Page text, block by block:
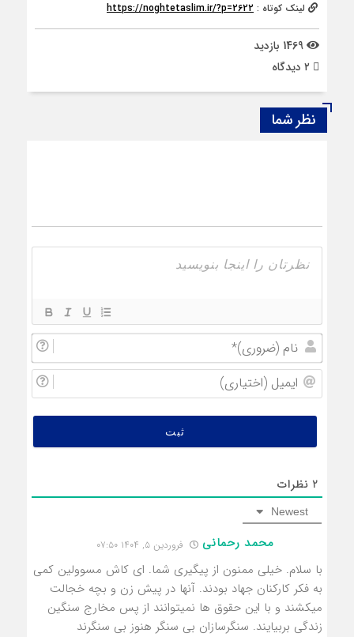
لینک کوتاه : https://noghtetaslim.ir/?p=2622
۲ دیدگاه
نظر شما
2 نظرات
Newest
محمد رحمانی فروردین ۵, ۱۴۰۴ ۰۷:۵۰
با سلام. خیلی ممنون از پیگیری شما. ای کاش مسوولین کمی
به فکر کارکنان جهاد بودند. آنها در پیش زن و بچه خجالت
میکشند و با این حقوق ها نمیتوانند از پس مخارج سنگین
زندگی بربیایند. سنگرسازان بی سنگر هنوز بی سنگرند